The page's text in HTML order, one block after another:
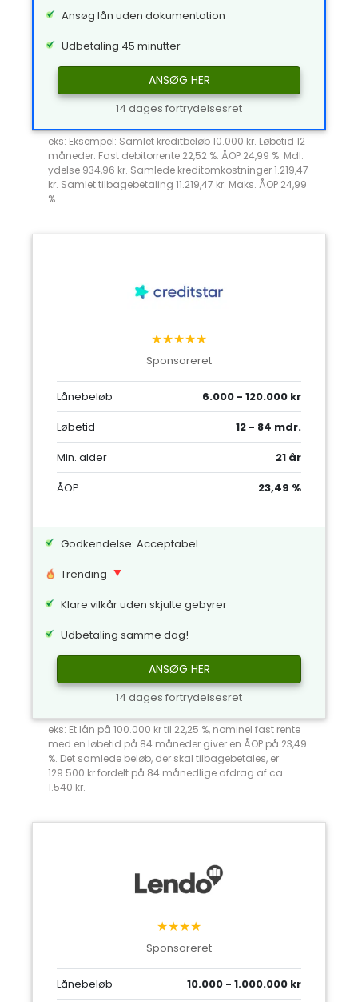
Ansøg lån uden dokumentation
Udbetaling 45 minutter
ANSØG HER
14 dages fortrydelsesret
eks: Eksempel: Samlet kreditbeløb 10.000 kr. Løbetid 12
måneder. Fast debitorrente 22,52 %. ÅOP 24,99 %. Mdl.
ydelse 934,96 kr. Samlede kreditomkostninger 1.219,47
kr. Samlet tilbagebetaling 11.219,47 kr. Maks. ÅOP 24,99
%.
★★★★★
Sponsoreret
Lånebeløb
6.000 - 120.000 kr
Løbetid
12 - 84 mdr.
Min. alder
21 år
ÅOP
23,49 %
Godkendelse: Acceptabel
Trending
Klare vilkår uden skjulte gebyrer
Udbetaling samme dag!
ANSØG HER
14 dages fortrydelsesret
eks: Et lån på 100.000 kr til 22,25 %, nominel fast rente
med en løbetid på 84 måneder giver en ÅOP på 23,49
%. Det samlede beløb, der skal tilbagebetales, er
129.500 kr fordelt på 84 månedlige afdrag af ca.
1.540 kr.
★★★★
Sponsoreret
Lånebeløb 10.000 - 1.000.000 kr